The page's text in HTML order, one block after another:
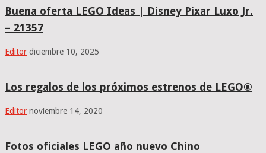
Buena oferta LEGO Ideas | Disney Pixar Luxo Jr.
– 21357
Editor diciembre 10, 2025
Los regalos de los próximos estrenos de LEGO®
Editor noviembre 14, 2020
Fotos oficiales LEGO año nuevo Chino